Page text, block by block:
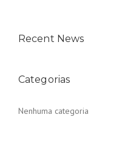
Recent News
Categorias
Nenhuma categoria